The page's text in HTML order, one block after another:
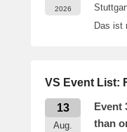
2026
Das ist
VS Event List:
13
Aug.
Event
than